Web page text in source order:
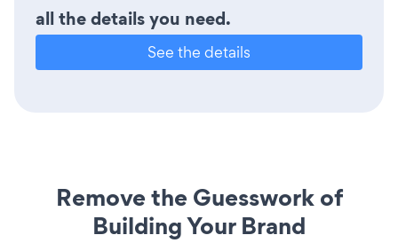
all the details you need.
See the details
Remove the Guesswork of
Building Your Brand